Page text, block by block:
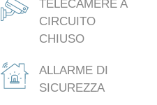
TELECAMERE A
CIRCUITO
CHIUSO
ALLARME DI
SICUREZZA